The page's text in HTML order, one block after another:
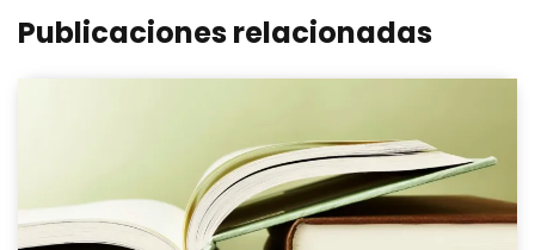
Publicaciones relacionadas